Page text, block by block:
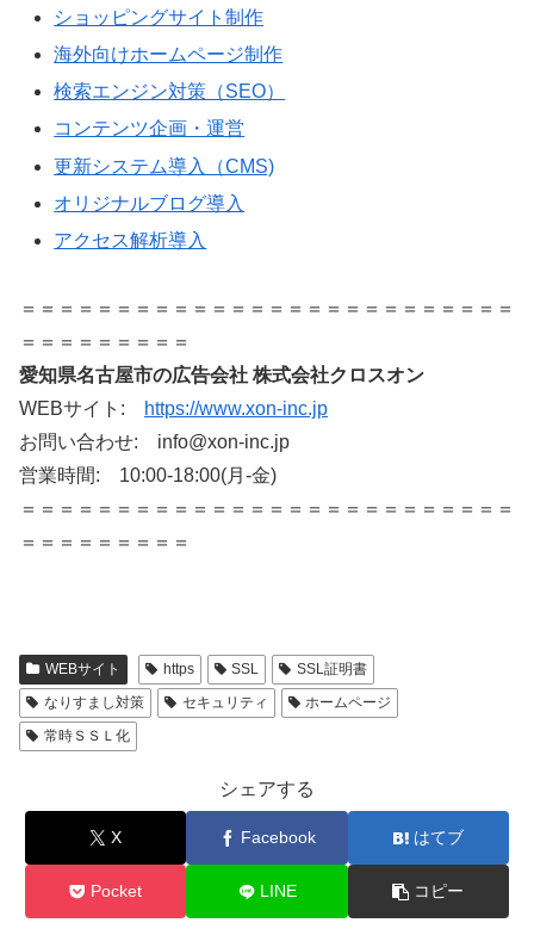
ショッピングサイト制作
海外向けホームページ制作
検索エンジン対策（SEO）
コンテンツ企画・運営
更新システム導入（CMS)
オリジナルブログ導入
アクセス解析導入
＝＝＝＝＝＝＝＝＝＝＝＝＝＝＝＝＝＝＝＝＝＝＝＝＝＝
＝＝＝＝＝＝＝＝＝
愛知県名古屋市の広告会社 株式会社クロスオン
WEBサイト:
https://www.xon-inc.jp
お問い合わせ: info@xon-inc.jp
営業時間: 10:00-18:00(月-金)
＝＝＝＝＝＝＝＝＝＝＝＝＝＝＝＝＝＝＝＝＝＝＝＝＝＝
＝＝＝＝＝＝＝＝＝
WEBサイト https SSL
SSL証明書
なりすまし対策
セキュリティ
ホームページ
常時ＳＳＬ化
シェアする
X Facebook はてブ
Pocket LINE コピー